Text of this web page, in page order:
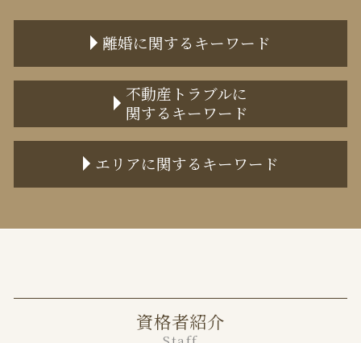
離婚に関するキーワード
離婚 話し合い 進まない
監護権 養育費
離婚届 提出先
離婚届 書き方
離婚調停 弁護士費用
不動産トラブルに
関するキーワード
不動産売買 トラブル 弁護士
境界塀 トラブル
エリアに関するキーワード
目黒区 離婚 弁護士
千代田区 不動産トラブル 弁護士
港区 離婚 弁護士資格者紹介
Staff